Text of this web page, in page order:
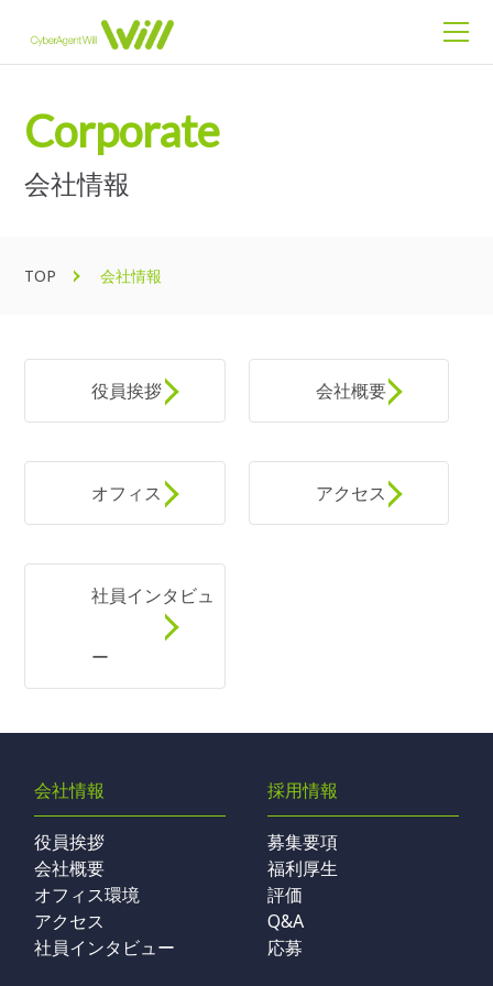
Corporate
会社情報
TOP 会社情報
役員挨拶 会社概要
オフィス アクセス
社員インタビュ
ー
会社情報
役員挨拶
会社概要
オフィス環境
アクセス
社員インタビュー
採用情報
募集要項
福利厚生
評価
Q&A
応募